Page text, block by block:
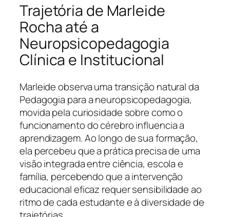
Trajetória de Marleide
Rocha até a
Neuropsicopedagogia
Clínica e Institucional
Marleide observa uma transição natural da
Pedagogia para a neuropsicopedagogia,
movida pela curiosidade sobre como o
funcionamento do cérebro influencia a
aprendizagem. Ao longo de sua formação,
ela percebeu que a prática precisa de uma
visão integrada entre ciência, escola e
família, percebendo que a intervenção
educacional eficaz requer sensibilidade ao
ritmo de cada estudante e à diversidade de